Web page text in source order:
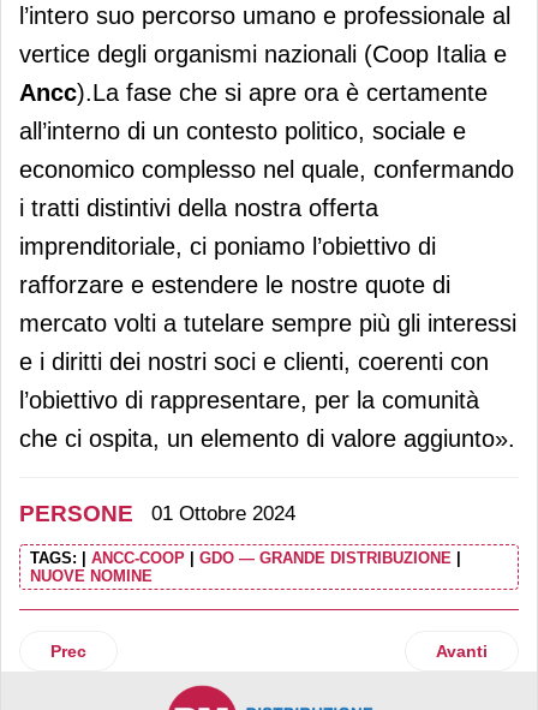
l’intero suo percorso umano e professionale al
vertice degli organismi nazionali (Coop Italia e
Ancc).La fase che si apre ora è certamente
all’interno di un contesto politico, sociale e
economico complesso nel quale, confermando
i tratti distintivi della nostra offerta
imprenditoriale, ci poniamo l’obiettivo di
rafforzare e estendere le nostre quote di
mercato volti a tutelare sempre più gli interessi
e i diritti dei nostri soci e clienti, coerenti con
l’obiettivo di rappresentare, per la comunità
che ci ospita, un elemento di valore aggiunto».
PERSONE 01 Ottobre 2024
TAGS: | ANCC-COOP | GDO — GRANDE DISTRIBUZIONE |
NUOVE NOMINE
Articolo precedente: Tetra Pak Packaging Solutions:
Prec Articolo
Avanti